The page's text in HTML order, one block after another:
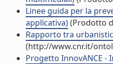
Linee guida per la
applicativa)(Prodotto
Rapporto tra
(http://www.cnr.it/
Progetto InnovANCE -